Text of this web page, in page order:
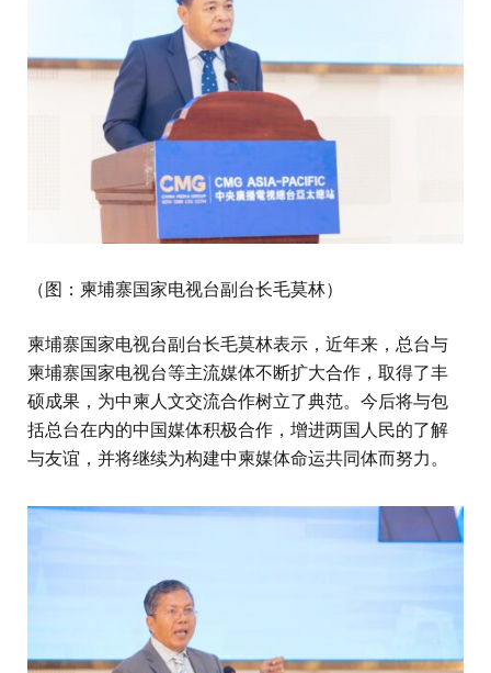
（图：柬埔寨国家电视台副台长毛莫林）
柬埔寨国家电视台副台长毛莫林表示，近年来，总台与
柬埔寨国家电视台等主流媒体不断扩大合作，取得了丰
硕成果，为中柬人文交流合作树立了典范。今后将与包
括总台在内的中国媒体积极合作，增进两国人民的了解
与友谊，并将继续为构建中柬媒体命运共同体而努力。